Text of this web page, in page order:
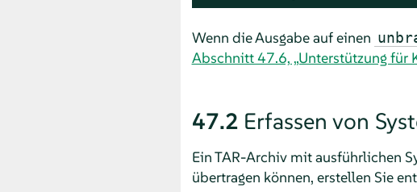
Wenn die Ausgabe auf einen
Abschnitt 47.6, „Unterstützung für
47.2 Erfassen von
Ein TAR-Archiv mit ausführlichen
übertragen können, erstellen Sie